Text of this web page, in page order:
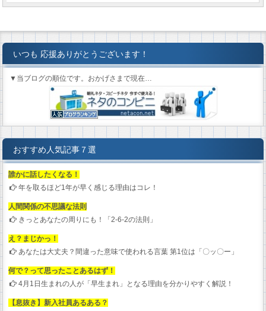
いつも 応援ありがとうございます！
▼当ブログの順位です。おかげさまで現在…
おすすめ人気記事７選
誰かに話したくなる！
年を取るほど1年が早く感じる理由はコレ！
人間関係の不思議な法則
きっとあなたの周りにも！「2-6-2の法則」
え？まじかっ！
あなたは大丈夫？間違った意味で使われる言葉 第1位は「〇ッ〇ー」
何で？って思ったことあるはず！
4月1日生まれの人が「早生まれ」となる理由を分かりやすく解説！
【息抜き】新入社員あるある？